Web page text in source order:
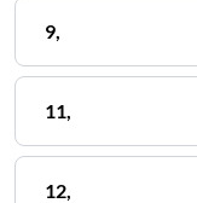
9,
11,
12,